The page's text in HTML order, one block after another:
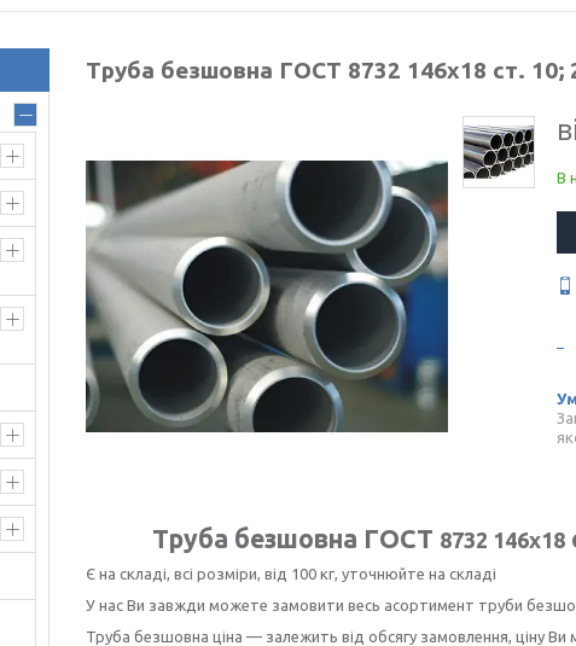
Труба безшовна ГОСТ 8732 146х18 ст. 10;
В
Труба безшовна ГОСТ 8732 146х18
Є на складі, всі розміри, від 100 кг, уточнюйте на складі
У нас Ви завжди можете замовити весь асортимент труби
Труба безшовна ціна — залежить від обсягу замовлення, ціну